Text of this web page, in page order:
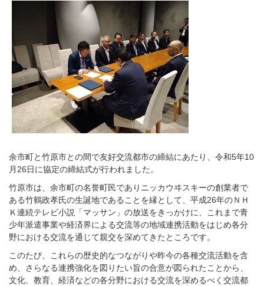
余市町と竹原市との間で友好交流都市の締結にあたり、令和5年10
月26日に協定の締結式が行われました。
竹原市は、余市町の名誉町民でありニッカウヰスキーの創業者で
ある竹鶴政孝氏の生誕地であることを縁として、平成26年のＮＨ
Ｋ連続テレビ小説「マッサン」の放送をきっかけに、これまで青
少年派遣事業や経済界による交流等の地域連携活動をはじめ各分
野における交流を通じて親交を深めてきたところです。
このたび、これらの歴史的なつながりや昨今の各種交流活動を含
め、さらなる連携強化を図りたい旨の合意が図られたことから、
文化、教育、経済などの各分野における交流を深めるべく交流都